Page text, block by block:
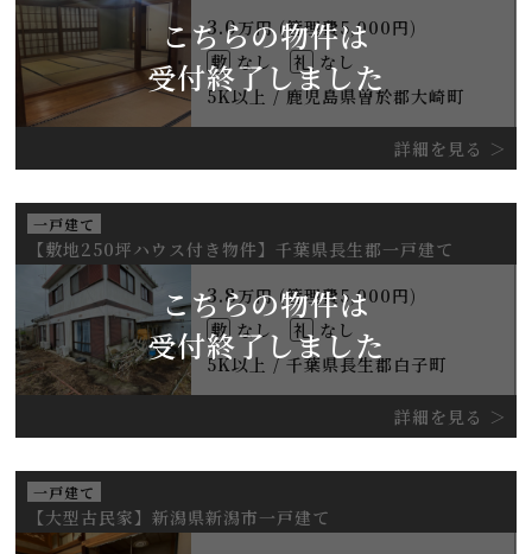
3.0万円 (管理費5,000円)
敷なし 礼 なし
5K以上 / 鹿児島県曽於郡大崎町
詳細を見る
こちらの物件は
受付終了しました
一戸建て
【敷地250坪ハウス付き物件】千葉県長生郡一戸建て
3.8万円 (管理費5,000円)
敷なし 礼 なし
5K以上 / 千葉県長生郡白子町
詳細を見る
こちらの物件は
受付終了しました
一戸建て
【大型古民家】新潟県新潟市一戸建て